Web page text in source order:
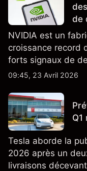
de
NVIDIA est un
croissance record
forts signaux de
partenaires clés
passées ne
09:45, 23 Avril 2026
Q1
Tesla aborde la
2026 après un
livraisons